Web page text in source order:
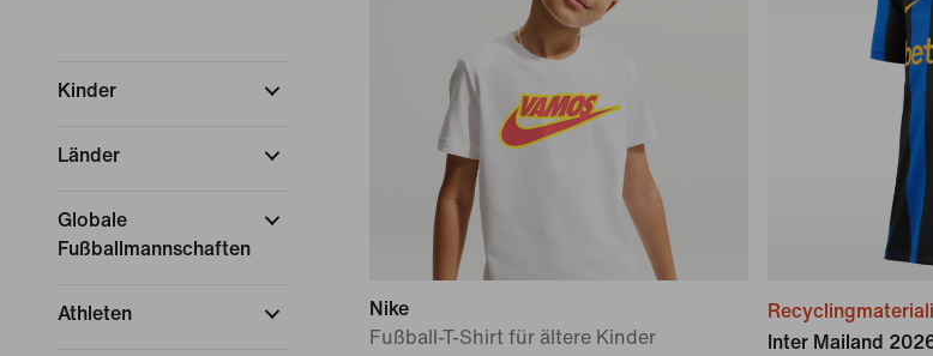
Kinder
Länder
Globale
Fußballmannschaften
Athleten
Nike
Fußball-T-Shirt für ältere Kinder
Inter Mailand